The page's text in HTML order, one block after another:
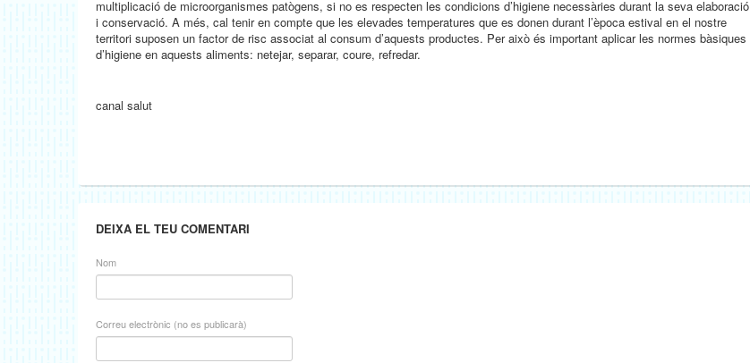
multiplicació de microorganismes patògens, si no es respecten les condicions d’higiene necessàries durant la seva elaboració
i conservació. A més, cal tenir en compte que les elevades temperatures que es donen durant l’època estival en el nostre
territori suposen un factor de risc associat al consum d’aquests productes. Per això és important aplicar les normes bàsiques
d’higiene en aquests aliments: netejar, separar, coure, refredar.
canal salut
DEIXA EL TEU COMENTARI
Nom
Correu electrònic (no es publicarà)